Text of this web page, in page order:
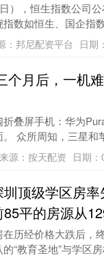
），恒生指数公司
数如恒生、国企指
：邦尼配资平台 日期
个月后，一机
叠屏手机：华为
众所周知，三星
来源：按天配资 日期
顶级学区房
平的房源从
历经价格大跌后，
“教育圣地”与学区
1.42%